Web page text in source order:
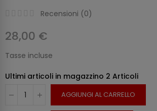
Recensioni (0)
28,00 €
Tasse incluse
Ultimi articoli in magazzino 2 Articoli
AGGIUNGI AL CARRELLO